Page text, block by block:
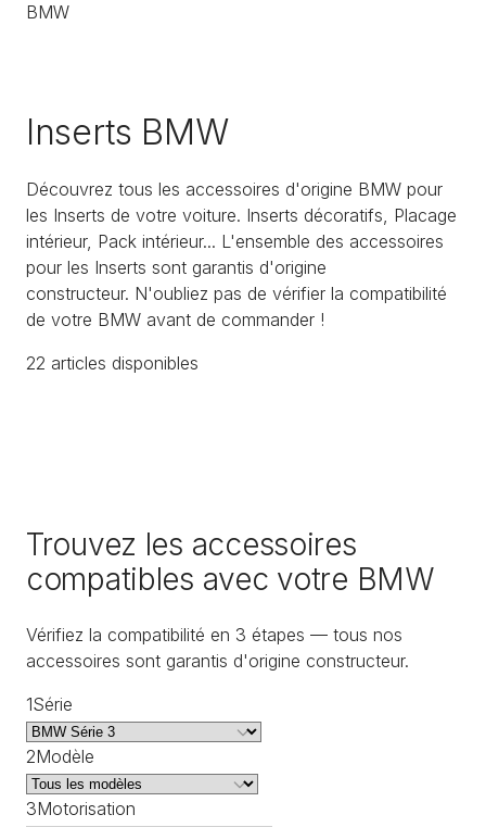
BMW
Inserts BMW
Découvrez tous les accessoires d'origine BMW pour
les Inserts de votre voiture. Inserts décoratifs, Placage
intérieur, Pack intérieur... L'ensemble des accessoires
pour les Inserts sont garantis d'origine
constructeur. N'oubliez pas de vérifier la compatibilité
de votre BMW avant de commander !
22 articles disponibles
Trouvez les accessoires
compatibles avec votre BMW
Vérifiez la compatibilité en 3 étapes — tous nos
accessoires sont garantis d'origine constructeur.
1Série
2Modèle
3Motorisation